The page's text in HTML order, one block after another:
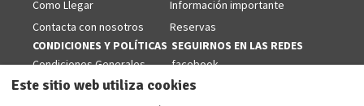
Como Llegar
Contacta con nosotros
Información importante
Reservas
CONDICIONES Y POLÍTICAS
Condiciones Generales
Politicas de Cookies
SEGUIRNOS EN LAS REDES
facebook
Este sitio web utiliza cookies